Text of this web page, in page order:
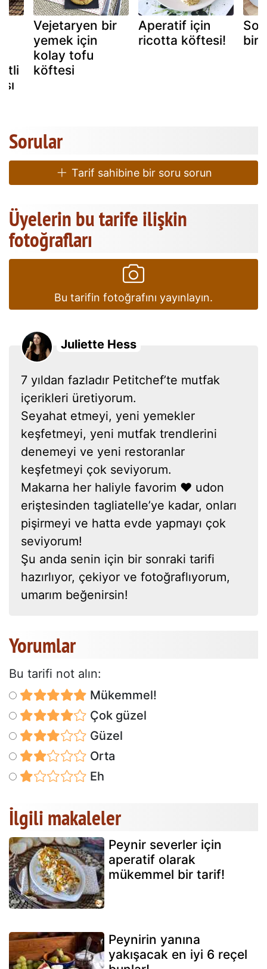
Vejetaryen bir
yemek için
kolay tofu
köftesi
Aperatif için
ricotta köftesi!
bir
Sorular
Tarif sahibine bir soru sorun
Üyelerin bu tarife ilişkin
fotoğrafları
Bu tarifin fotoğrafını yayınlayın.
Juliette Hess
7 yıldan fazladır Petitchef’te mutfak
içerikleri üretiyorum.
Seyahat etmeyi, yeni yemekler
keşfetmeyi, yeni mutfak trendlerini
denemeyi ve yeni restoranlar
keşfetmeyi çok seviyorum.
Makarna her haliyle favorim ❤ udon
eriştesinden tagliatelle’ye kadar, onları
pişirmeyi ve hatta evde yapmayı çok
seviyorum!
Şu anda senin için bir sonraki tarifi
hazırlıyor, çekiyor ve fotoğraflıyorum,
umarım beğenirsin!
Yorumlar
Bu tarifi not alın:
Mükemmel!
Çok güzel
Güzel
Orta
Eh
İlgili makaleler
Peynir severler için
aperatif olarak
mükemmel bir tarif!
Peynirin yanına
yakışacak en iyi 6 reçel